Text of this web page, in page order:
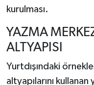
kurulması.
YAZMA
ALTYAPISI
Yurtdışındaki
altyapılarını